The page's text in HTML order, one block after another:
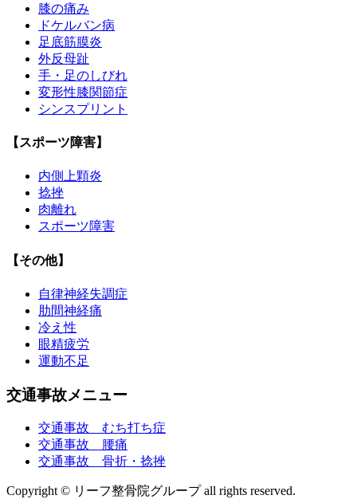
膝の痛み
ドケルバン病
足底筋膜炎
外反母趾
手・足のしびれ
変形性膝関節症
シンスプリント
【スポーツ障害】
内側上顆炎
捻挫
肉離れ
スポーツ障害
【その他】
自律神経失調症
肋間神経痛
冷え性
眼精疲労
運動不足
交通事故メニュー
交通事故 むち打ち症
交通事故 腰痛
交通事故 骨折・捻挫
Copyright © リーフ整骨院グループ all rights reserved.